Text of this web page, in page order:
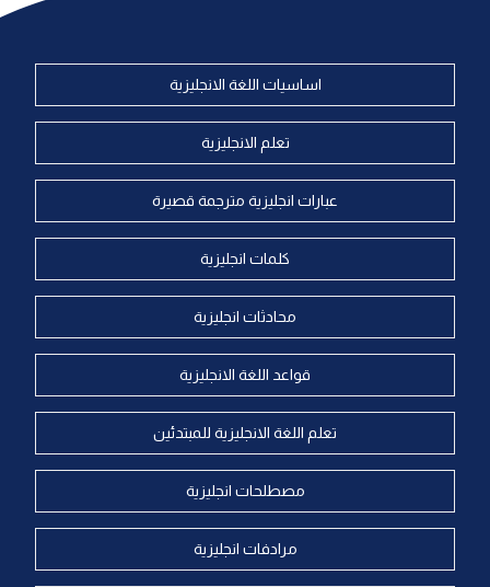
اساسيات اللغة الانجليزية
تعلم الانجليزية
عبارات انجليزية مترجمة قصيرة
كلمات انجليزية
محادثات انجليزية
قواعد اللغة الانجليزية
تعلم اللغة الانجليزية للمبتدئين
مصطلحات انجليزية
مرادفات انجليزية